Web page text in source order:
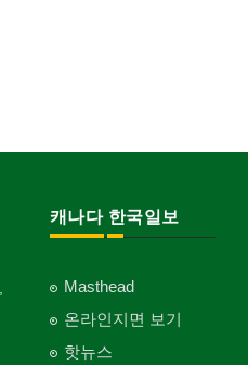
캐나다 한국일보
Masthead
온라인지면 보기
핫뉴스